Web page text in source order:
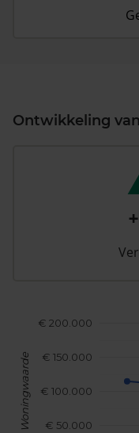
Ontwikkeling
€ 50.000
€ 100.000
€ 150.000
€ 200.000
Woningwaarde